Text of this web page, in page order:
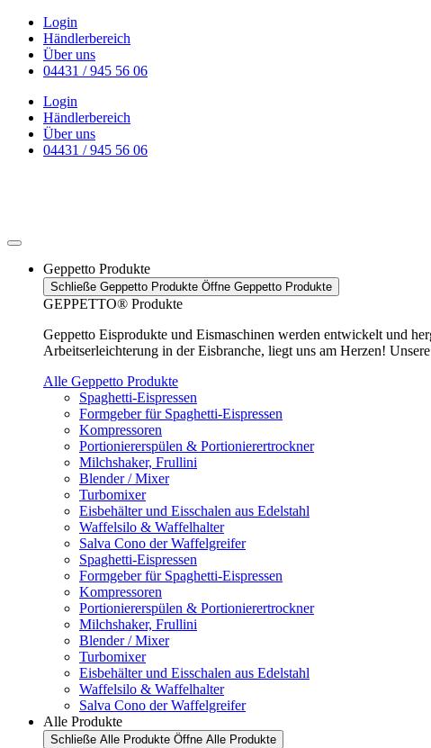
Zum
Inhalt
wechseln
Login
Händlerbereich
Über uns
04431 / 945 56 06
Login
Händlerbereich
Über uns
04431 / 945 56 06
Geppetto Produkte
Schließe Geppetto Produkte Öffne Geppetto Produkte
GEPPETTO® Produkte
Geppetto Eisprodukte und Eismaschinen werden entwickelt und
Arbeitserleichterung in der Eisbranche, liegt uns am Herzen!
Alle Geppetto Produkte
Spaghetti-Eispressen
Formgeber für Spaghetti-Eispressen
Kompressoren
Portioniererspülen & Portionierertrockner
Milchshaker, Frullini
Blender / Mixer
Turbomixer
Eisbehälter und Eisschalen aus Edelstahl
Waffelsilo & Waffelhalter
Salva Cono der Waffelgreifer
Spaghetti-Eispressen
Formgeber für Spaghetti-Eispressen
Kompressoren
Portioniererspülen & Portionierertrockner
Milchshaker, Frullini
Blender / Mixer
Turbomixer
Eisbehälter und Eisschalen aus Edelstahl
Waffelsilo & Waffelhalter
Salva Cono der Waffelgreifer
Alle Produkte
Schließe Alle Produkte Öffne Alle Produkte